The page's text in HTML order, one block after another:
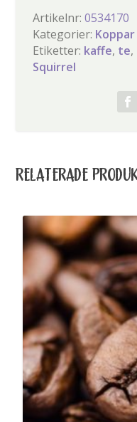
Squirrel
Mugg
mängd
Artikelnr:0534170
Kategorier:
Etiketter: kaffe, te,
Squirrel
RELATERADE